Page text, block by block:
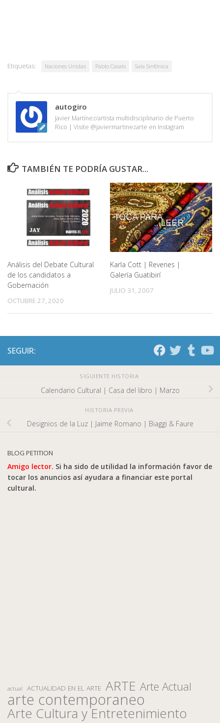
Etiquetas: Naciones Unidas Pablo Casals Sala Sinfónica
autogiro
Javier Martínez/artista multidisciplinario de Puerto
Rico | Visite @javiermartinezarte en Instagram
TAMBIÉN TE PODRÍA GUSTAR...
Análisis del Debate Cultural
de los candidatos a
Gobernación
OCTUBRE 27, 2020
Karla Cott | Reveries |
Galería Guatibirí
JULIO 31, 2007
SEGUIR:
SIGUIENTE HISTORIA
Calendario Cultural | Casa del libro | Marzo
HISTORIA PREVIA
Designios de la Luz | Jaime Romano | Biaggi & Faure
BLOG PETITION
Amigo lector. Si ha sido de utilidad la información favor de
tocar los anuncios así ayudara a financiar este portal
cultural.
actual ACTUALIDAD EN EL ARTE ARTE Arte Actual
arte contemporaneo
Arte Cultura y Entretenimiento